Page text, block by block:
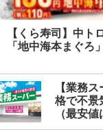
【くら寿司】中
「地中海本まぐ
【業務
格で不景
（最安